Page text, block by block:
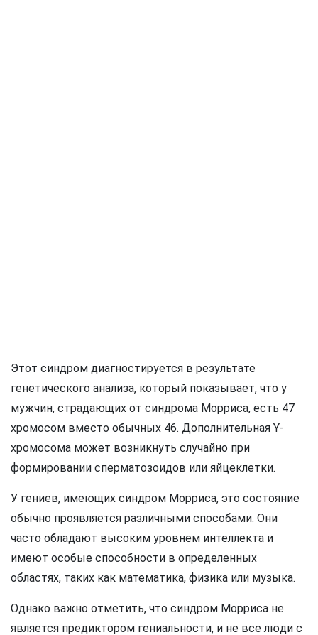
Этот синдром диагностируется в результате
генетического анализа, который показывает, что у
мужчин, страдающих от синдрома Морриса, есть 47
хромосом вместо обычных 46. Дополнительная Y-
хромосома может возникнуть случайно при
формировании сперматозоидов или яйцеклетки.
У гениев, имеющих синдром Морриса, это состояние
обычно проявляется различными способами. Они
часто обладают высоким уровнем интеллекта и
имеют особые способности в определенных
областях, таких как математика, физика или музыка.
Однако важно отметить, что синдром Морриса не
является предиктором гениальности, и не все люди с